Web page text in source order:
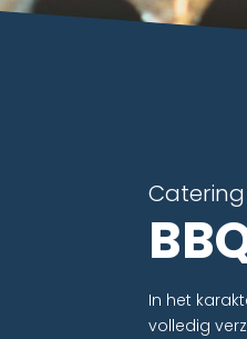
In het
volledig